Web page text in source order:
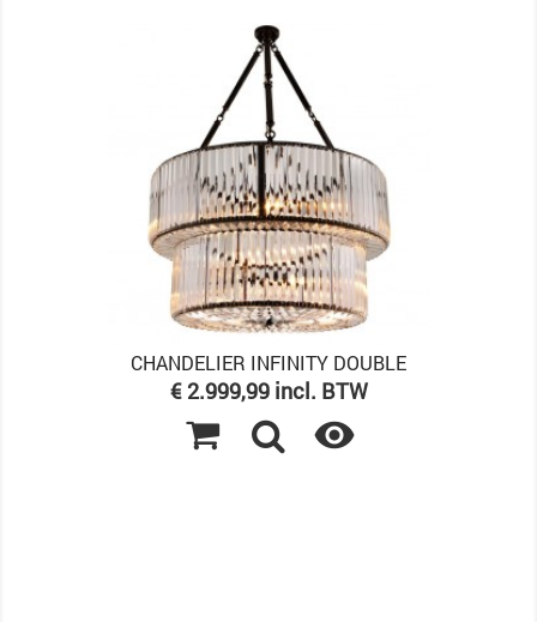
CHANDELIER INFINITY DOUBLE
Prijs
€ 2.999,99 incl. BTW
